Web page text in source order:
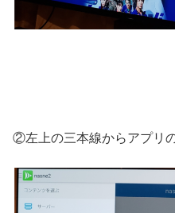
②左上の三本線からアプリ